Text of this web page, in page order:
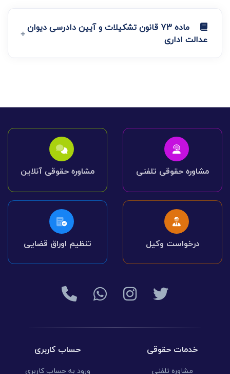
ماده 73 قانون تشکیلات و آیین دادرسی دیوان
عدالت اداری
مشاوره حقوقی تلفنی مشاوره حقوقی آنلاین
درخواست وکیل تنظیم اوراق قضایی
خدمات حقوقی
مشاوره تلفنی
حساب کاربری
ورود به حساب کاربری